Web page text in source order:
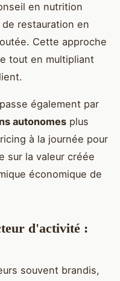
en nutrition
restauration en
Cette approche
tout en multipliant
également par
autonomes plus
à la journée pour
sur la valeur créée
économique de
d'activité :
souvent brandis,